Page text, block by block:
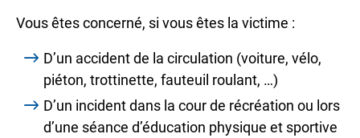
Vous êtes concerné, si vous êtes la victime :
D’un accident de la circulation (voiture, vélo,
piéton, trottinette, fauteuil roulant, …)
D’un incident dans la cour de récréation ou lors
d’une séance d’éducation physique et sportive